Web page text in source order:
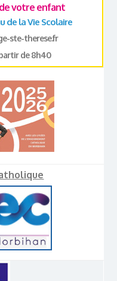
votre enfant
de la Vie Scolaire
ste-therese.fr
de 8h40